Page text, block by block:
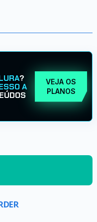
?
A
VEJA OS
PLANOS